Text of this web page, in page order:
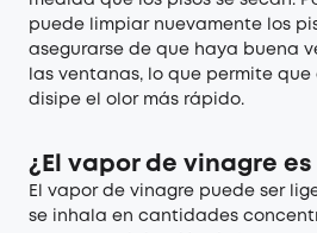
puede limpiar nuevamente los
asegurarse de que haya buena
las ventanas, lo que permite
disipe el olor más rápido.
¿El vapor de vinagre
El vapor de vinagre puede ser
se inhala en cantidades